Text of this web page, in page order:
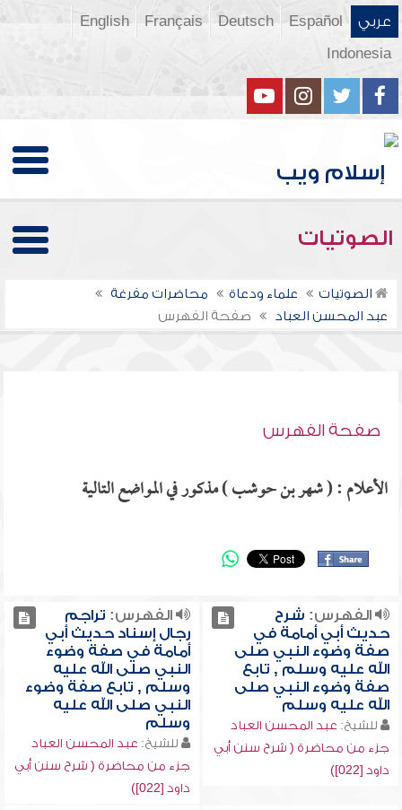
عربي Español
Deutsch
Français
English
Indonesia
الصوتيات
الصوتيات علماء ودعاة
محاضرات مفرغة
عبد المحسن العباد
صفحة الفهرس
صفحة الفهرس
الأعلام : ( شهر بن حوشب ) مذكور في المواضع التالية
الفهرس: شرح
حديث أبي أمامة في
صفة وضوء النبي صلى
الله عليه وسلم , تابع
صفة وضوء النبي صلى
الله عليه وسلم
للشيخ: عبد المحسن العباد
جزء من محاضرة ( شرح سنن أبي
داود [022])
الفهرس: تراجم
رجال إسناد حديث أبي
أمامة في صفة وضوء
النبي صلى الله عليه
وسلم , تابع صفة وضوء
النبي صلى الله عليه
وسلم
للشيخ: عبد المحسن العباد
جزء من محاضرة ( شرح سنن أبي
داود [022])